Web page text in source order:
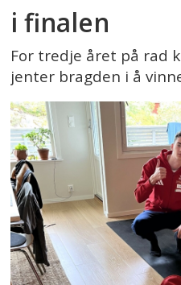
i finalen
For tredje året på rad
jenter bragden i å